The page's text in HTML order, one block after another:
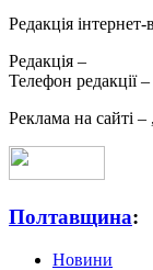
Редакція
Редакція –
Телефон редакції –
Реклама на сайті – ,
Полтавщина:
Новини